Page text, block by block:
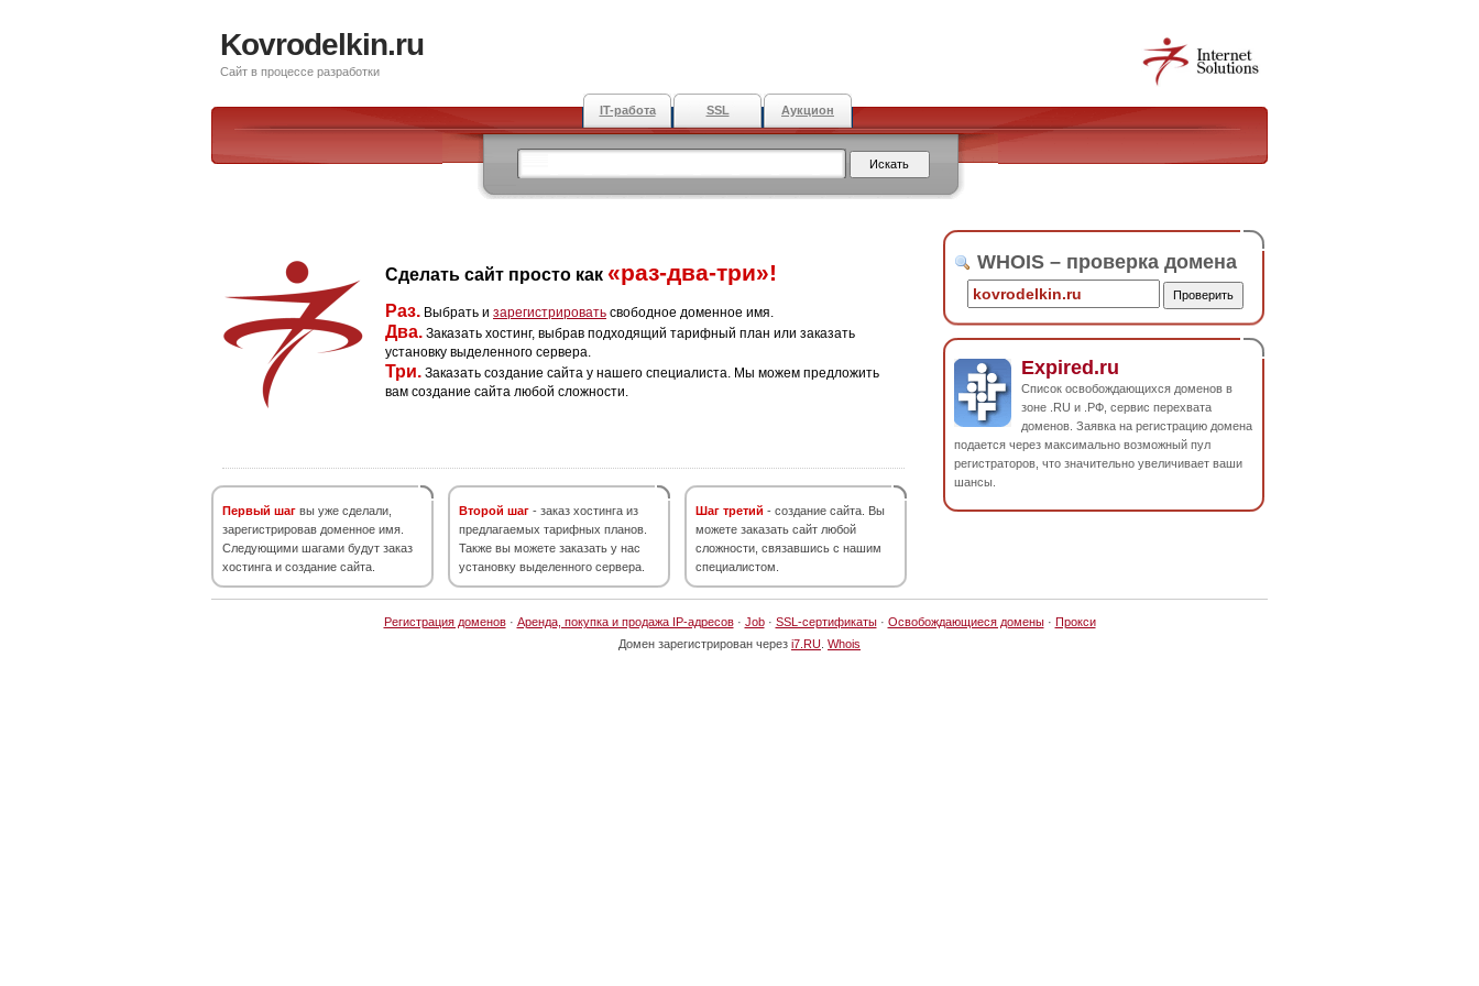
Kovrodelkin.ru
Сайт в процессе разработки
IT-работа SSL Аукцион
Сделать сайт просто как «раз-два-три»!
Раз. Выбрать и зарегистрировать свободное доменное имя.
Два. Заказать хостинг, выбрав подходящий тарифный план или заказать
установку выделенного сервера.
Три. Заказать создание сайта у нашего специалиста. Мы можем предложить
вам создание сайта любой сложности.
Первый шаг вы уже сделали,
зарегистрировав доменное имя.
Следующими шагами будут заказ
хостинга и создание сайта.
Второй шаг - заказ хостинга из
предлагаемых тарифных планов.
Также вы можете заказать у нас
установку выделенного сервера.
Шаг третий - создание сайта. Вы
можете заказать сайт любой
сложности, связавшись с нашим
специалистом.
WHOIS – проверка домена
Expired.ru
Список освобождающихся доменов в
зоне .RU и .РФ, сервис перехвата
доменов. Заявка на регистрацию домена
подается через максимально возможный пул
регистраторов, что значительно увеличивает ваши
шансы.
Регистрация доменов· Аренда, покупка и продажа IP-адресов· Job· SSL-сертификаты· Освобождающиеся домены· Прокси
Домен зарегистрирован через i7.RU Whois